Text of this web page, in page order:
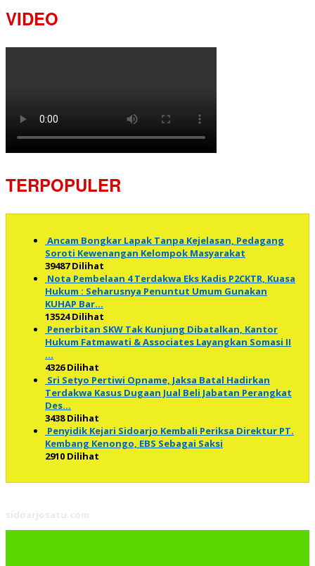
VIDEO
TERPOPULER
Ancam Bongkar Lapak Tanpa Kejelasan, Pedagang
Soroti Kewenangan Kelompok Masyarakat
39487 Dilihat
Nota Pembelaan 4 Terdakwa Eks Kadis P2CKTR, Kuasa
Hukum : Seharusnya Penuntut Umum Gunakan
KUHAP Bar…
13524 Dilihat
Penerbitan SKW Tak Kunjung Dibatalkan, Kantor
Hukum Fatmawati & Associates Layangkan Somasi II
…
4326 Dilihat
Sri Setyo Pertiwi Opname, Jaksa Batal Hadirkan
Terdakwa Kasus Dugaan Jual Beli Jabatan Perangkat
Des…
3438 Dilihat
Penyidik Kejari Sidoarjo Kembali Periksa Direktur PT.
Kembang Kenongo, EBS Sebagai Saksi
2910 Dilihat